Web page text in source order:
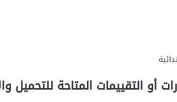
أو التقييمات المتاحة للتحميل